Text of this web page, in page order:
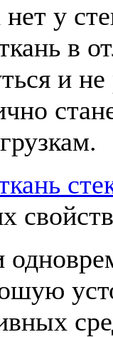
у
в
и